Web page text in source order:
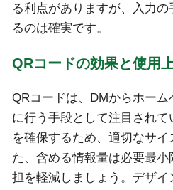
る利点がありますが、入力
るのは確実です。
QRコードの効果と使用
QRコードは、DMからホー
に行う手段として注目され
を確保するため、適切なサ
た、含める情報量は必要最
担を軽減しましょう。デザイ